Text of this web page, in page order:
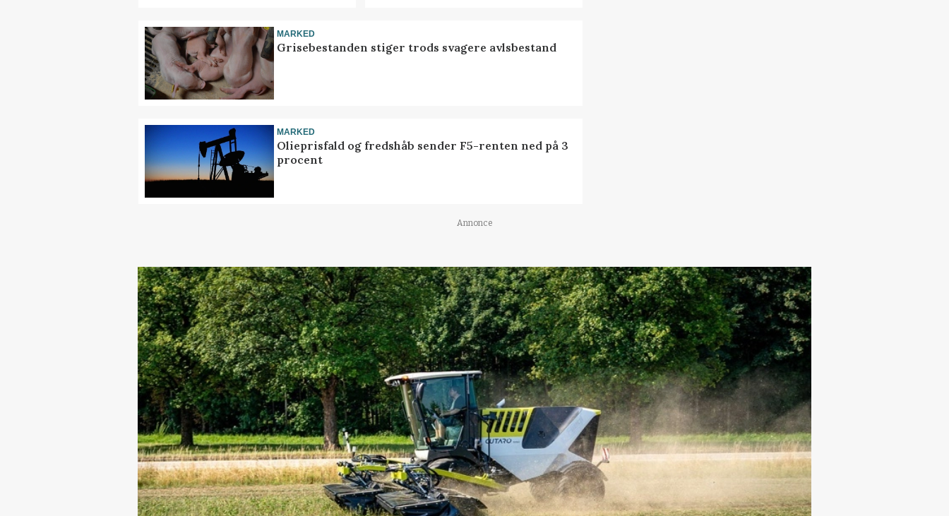
MARKED
Grisebestanden stiger trods svagere avlsbestand
MARKED
Olieprisfald og fredshåb sender F5-renten ned på 3
procent
Annonce